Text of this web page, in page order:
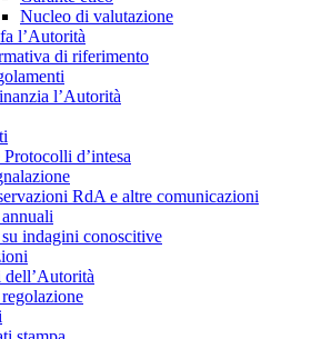
Nucleo di valutazione
l’Autorità
di riferimento
l’Autorità
d’intesa
RdA e altre comunicazioni
indagini conoscitive